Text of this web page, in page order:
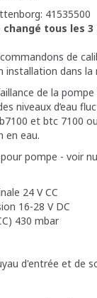
41535500
tous les 3
de
installation dans la
de la
niveaux d’eau
et btc 7100
en eau.
pompe - voir
24 V CC
16-28 V DC
430 mbar
d'entrée et de